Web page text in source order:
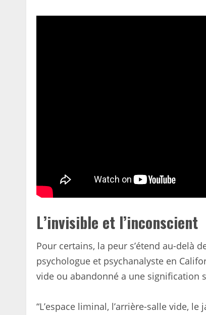
L’invisible et l’inconscient
Pour certains, la peur s’étend au-delà
psychologue et psychanalyste en
vide ou abandonné a une signification
“L’espace liminal, l’arrière-salle vide,